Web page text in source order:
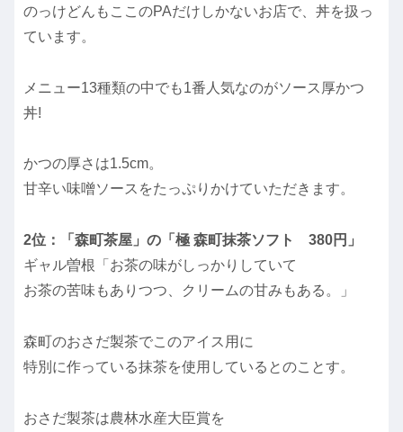
のっけどんもここのPAだけしかないお店で、丼を扱っ
ています。
メニュー13種類の中でも1番人気なのがソース厚かつ
丼!
かつの厚さは1.5cm。
甘辛い味噌ソースをたっぷりかけていただきます。
2位：「森町茶屋」の「極 森町抹茶ソフト 380円」
ギャル曽根「お茶の味がしっかりしていて
お茶の苦味もありつつ、クリームの甘みもある。」
森町のおさだ製茶でこのアイス用に
特別に作っている抹茶を使用しているとのことす。
おさだ製茶は農林水産大臣賞を